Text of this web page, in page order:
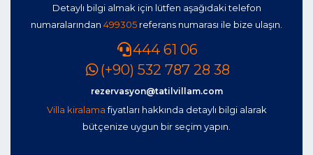
Detaylı bilgi almak için lütfen aşağıdaki telefon
numaralarından 499305 referans numarası ile bize ulaşın.
444 61 06
(+90) 532 787 28 38
rezervasyon@tatilvillam.com
Villa kiralamafiyatları hakkında detaylı bilgi alarak
bütçenize uygun bir seçim yapın.